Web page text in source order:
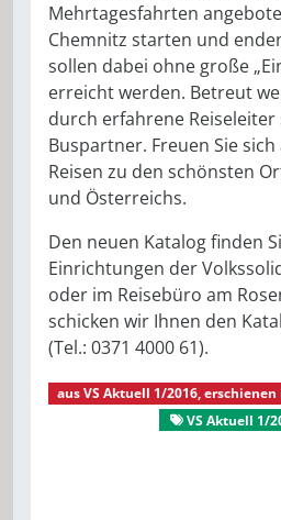
Mehrtagesfahrten
Chemnitz starten und
sollen dabei ohne große
erreicht werden. Betreut
durch erfahrene
Buspartner. Freuen Sie
Reisen zu den schönsten
und Österreichs.
Den neuen Katalog finden
Einrichtungen der
oder im Reisebüro am
schicken wir Ihnen den
(Tel.: 0371 4000 61).
ausVS Aktuell 1/2016, erschienen
VS Aktuell 1/